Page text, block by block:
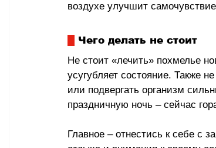
воздухе улучшит
Чего делать не стоит
Не стоит «лечить» похмелье
усугубляет состояние. Также
или подвергать организм
праздничную ночь – сейчас
Главное – отнестись к себе с